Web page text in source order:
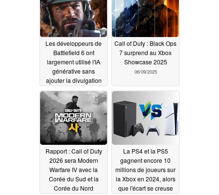
Les développeurs de
Battlefield 6 ont
largement utilisé l'IA
générative sans
ajouter la divulgation
de Steam03/27/2026
Call of Duty : Black Ops
7 surprend au Xbox
Showcase 2025
06/09/2025
Rapport : Call of Duty
2026 sera Modern
Warfare IV avec la
Corée du Sud et la
Corée du Nord
La PS4 et la PS5
gagnent encore 10
millions de joueurs sur
la Xbox en 2024, alors
que l'écart se creuse